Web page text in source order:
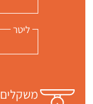
ליטר
משקלים